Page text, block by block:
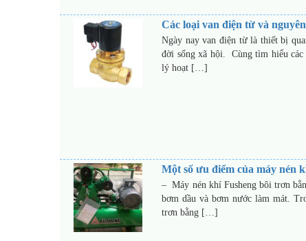
Các loại van điện từ và
Ngày nay van điện từ là thiết bị
đời sống xã hội. Cùng tìm hiểu
lý hoạt […]
Một số ưu điểm của máy nén
– Máy nén khí Fusheng bôi trơn
bơm dầu và bơm nước làm mát.
trơn bằng […]